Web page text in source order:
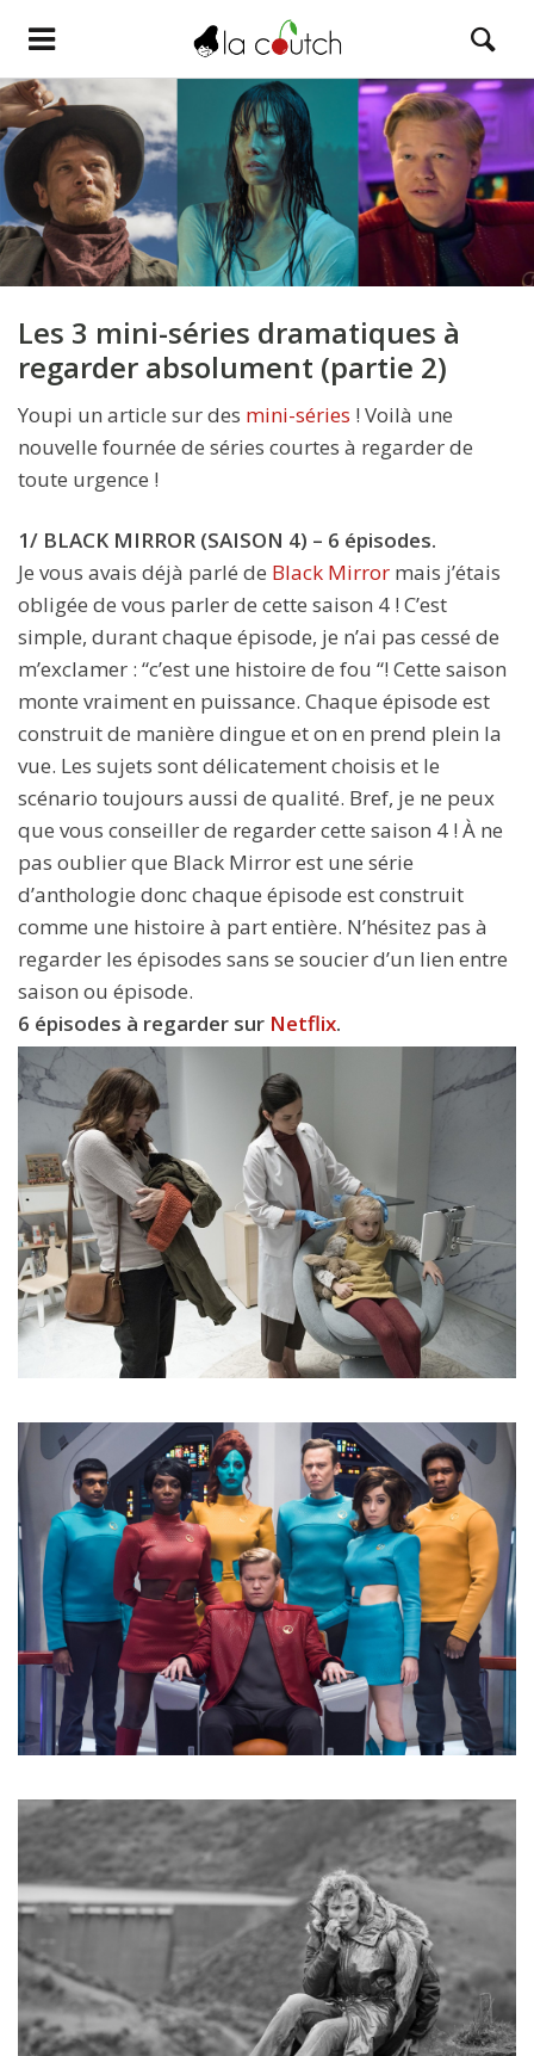
Les 3 mini-séries dramatiques à
regarder absolument (partie 2)
Youpi un article sur des mini-séries ! Voilà une
nouvelle fournée de séries courtes à regarder de
toute urgence !
1/ BLACK MIRROR (SAISON 4) – 6 épisodes.
Je vous avais déjà parlé de Black Mirror mais j’étais
obligée de vous parler de cette saison 4 ! C’est
simple, durant chaque épisode, je n’ai pas cessé de
m’exclamer : “c’est une histoire de fou “! Cette saison
monte vraiment en puissance. Chaque épisode est
construit de manière dingue et on en prend plein la
vue. Les sujets sont délicatement choisis et le
scénario toujours aussi de qualité. Bref, je ne peux
que vous conseiller de regarder cette saison 4 ! À ne
pas oublier que Black Mirror est une série
d’anthologie donc chaque épisode est construit
comme une histoire à part entière. N’hésitez pas à
regarder les épisodes sans se soucier d’un lien entre
saison ou épisode.
6 épisodes à regarder sur Netflix.